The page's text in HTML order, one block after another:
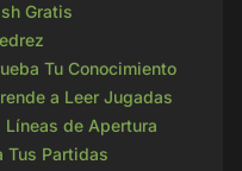
Gratis
Tu Conocimiento
a Leer Jugadas
Líneas de Apertura
Tus Partidas